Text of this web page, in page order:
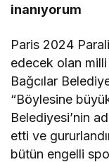
inanıyorum
Paris 2024
edecek olan
Bağcılar
“Böylesine
Belediyesi’nin
etti ve
bütün engelli